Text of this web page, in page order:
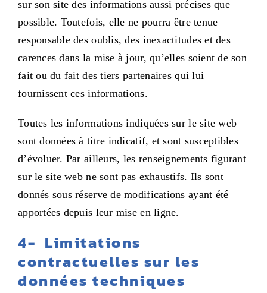
sur son site des informations aussi précises que
possible. Toutefois, elle ne pourra être tenue
responsable des oublis, des inexactitudes et des
carences dans la mise à jour, qu’elles soient de son
fait ou du fait des tiers partenaires qui lui
fournissent ces informations.
Toutes les informations indiquées sur le site web
sont données à titre indicatif, et sont susceptibles
d’évoluer. Par ailleurs, les renseignements figurant
sur le site web ne sont pas exhaustifs. Ils sont
donnés sous réserve de modifications ayant été
apportées depuis leur mise en ligne.
4- Limitations
contractuelles sur les
données techniques